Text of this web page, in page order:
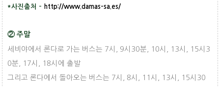
*사진출처 -
http://www.damas-sa.es/
② 주말
세비야에서 론다로 가는 버스는 7시, 9시30분, 10시, 13시, 15시3
0분, 17시, 18시에 출발
그리고 론다에서 돌아오는 버스는 7시, 8시, 11시, 13시, 15시30